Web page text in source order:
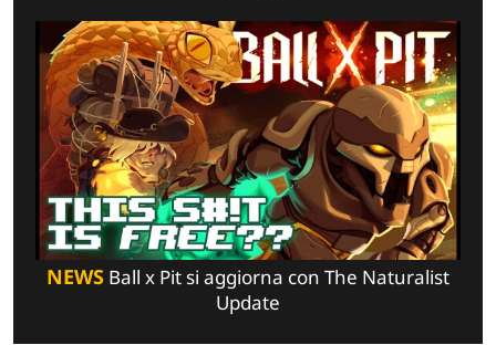
NEWS Ball x Pit si aggiorna con The Naturalist
Update